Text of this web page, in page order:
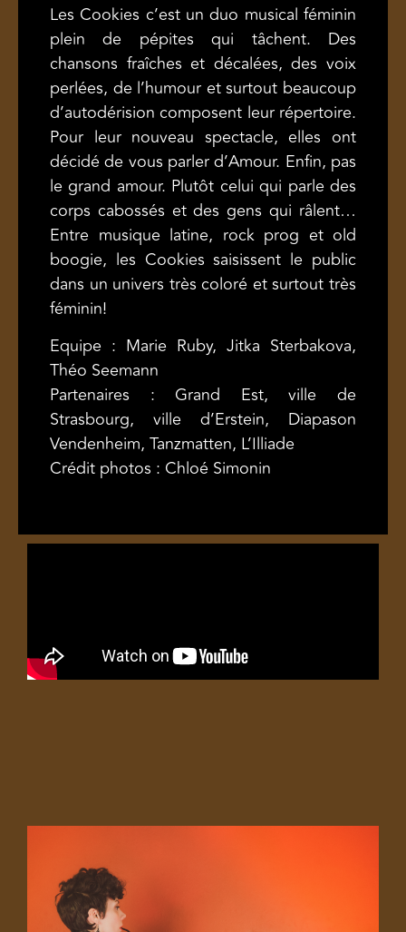
Les Cookies c’est un duo musical féminin
plein de pépites qui tâchent. Des
chansons fraîches et décalées, des voix
perlées, de l’humour et surtout beaucoup
d’autodérision composent leur répertoire.
Pour leur nouveau spectacle, elles ont
décidé de vous parler d’Amour. Enfin, pas
le grand amour. Plutôt celui qui parle des
corps cabossés et des gens qui râlent…
Entre musique latine, rock prog et old
boogie, les Cookies saisissent le public
dans un univers très coloré et surtout très
féminin!
Equipe : Marie Ruby, Jitka Sterbakova,
Théo Seemann
Partenaires : Grand Est, ville de
Strasbourg, ville d’Erstein, Diapason
Vendenheim, Tanzmatten, L’Illiade
Crédit photos : Chloé Simonin